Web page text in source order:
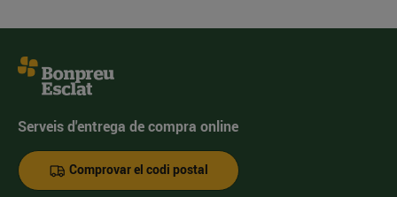
Serveis d'entrega de compra online
Comprovar el codi postal